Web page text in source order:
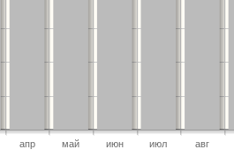
апр май июн июл авг